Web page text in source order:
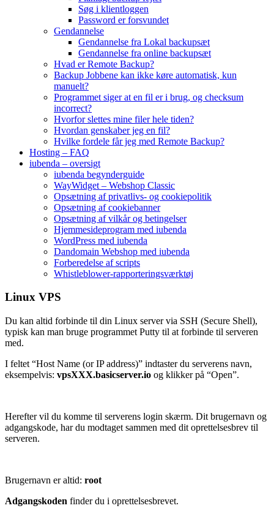
Søg i klientloggen
Password er forsvundet
Gendannelse
Gendannelse fra Lokal backupsæt
Gendannelse fra online backupsæt
Hvad er Remote Backup?
Backup Jobbene kan ikke køre automatisk, kun
manuelt?
Programmet siger at en fil er i brug, og checksum
incorrect?
Hvorfor slettes mine filer hele tiden?
Hvordan genskaber jeg en fil?
Hvilke fordele får jeg med Remote Backup?
Hosting – FAQ
iubenda – oversigt
iubenda begynderguide
WayWidget – Webshop Classic
Opsætning af privatlivs- og cookiepolitik
Opsætning af cookiebanner
Opsætning af vilkår og betingelser
Hjemmesideprogram med iubenda
WordPress med iubenda
Dandomain Webshop med iubenda
Forberedelse af scripts
Whistleblower-rapporteringsværktøj
Linux VPS
Du kan altid forbinde til din Linux server via SSH (Secure Shell),
typisk kan man bruge programmet Putty til at forbinde til serveren
med.
I feltet “Host Name (or IP address)” indtaster du serverens navn,
eksempelvis: vpsXXX.basicserver.io og klikker på “Open”.
Herefter vil du komme til serverens login skærm. Dit brugernavn og
adgangskode, har du modtaget sammen med dit oprettelsesbrev til
serveren.
Brugernavn er altid: root
Adgangskoden finder du i oprettelsesbrevet.